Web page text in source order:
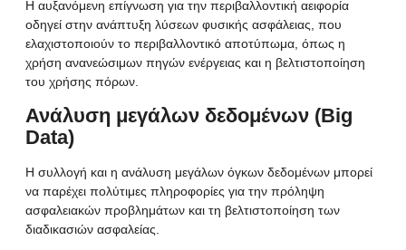
Η αυξανόμενη επίγνωση για την περιβαλλοντική αειφορία
οδηγεί στην ανάπτυξη λύσεων φυσικής ασφάλειας, που
ελαχιστοποιούν το περιβαλλοντικό αποτύπωμα, όπως η
χρήση ανανεώσιμων πηγών ενέργειας και η βελτιστοποίηση
του χρήσης πόρων.
Ανάλυση μεγάλων δεδομένων (Big
Data)
Η συλλογή και η ανάλυση μεγάλων όγκων δεδομένων μπορεί
να παρέχει πολύτιμες πληροφορίες για την πρόληψη
ασφαλειακών προβλημάτων και τη βελτιστοποίηση των
διαδικασιών ασφαλείας.